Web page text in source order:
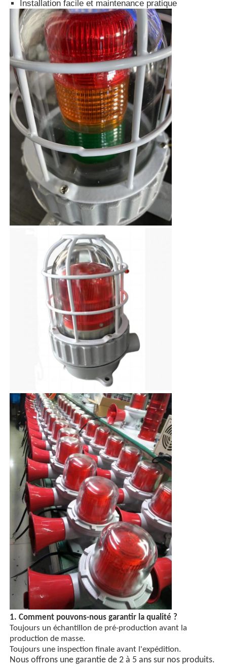
Installation facile et maintenance pratique
1. Comment pouvons-nous garantir la qualité ?
Toujours un échantillon de pré-production avant la
production de masse.
Toujours une inspection finale avant l'expédition.
Nous offrons une garantie de 2 à 5 ans sur nos produits.